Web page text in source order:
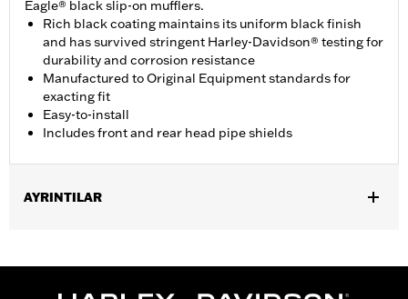
Eagle® black slip-on mufflers.
Rich black coating maintains its uniform black finish
and has survived stringent Harley-Davidson® testing for
durability and corrosion resistance
Manufactured to Original Equipment standards for
exacting fit
Easy-to-install
Includes front and rear head pipe shields
AYRINTILAR